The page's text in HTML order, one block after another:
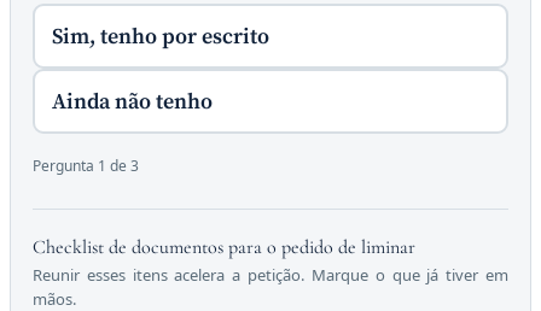
Sim, tenho por escrito
Ainda não tenho
Pergunta 1 de 3
Checklist de documentos para o pedido de liminar
Reunir esses itens acelera a petição. Marque o que já tiver em
mãos.